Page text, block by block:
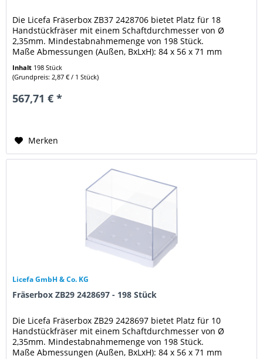
Die Licefa Fräserbox ZB37 2428706 bietet Platz für 18
Handstückfräser mit einem Schaftdurchmesser von Ø
2,35mm. Mindestabnahmemenge von 198 Stück.
Maße Abmessungen (Außen, BxLxH): 84 x 56 x 71 mm
Inhalt 198 Stück
(Grundpreis: 2,87 € / 1 Stück)
567,71 € *
Merken
Licefa GmbH & Co. KG
Fräserbox ZB29 2428697 - 198 Stück
Die Licefa Fräserbox ZB29 2428697 bietet Platz für 10
Handstückfräser mit einem Schaftdurchmesser von Ø
2,35mm. Mindestabnahmemenge von 198 Stück.
Maße Abmessungen (Außen, BxLxH): 84 x 56 x 71 mm